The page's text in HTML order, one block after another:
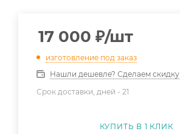
17 000 ₽/шт
изготовление под заказ
Нашли дешевле? Сделаем скидку
Срок доставки, дней - 21
КУПИТЬ В 1 КЛИК